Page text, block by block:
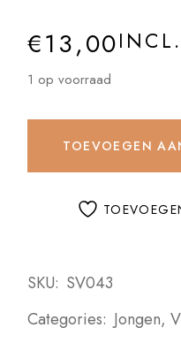
€13,00
1 op voorraad
TOEVOEGEN
SKU: SV043
Categories: Jongen,